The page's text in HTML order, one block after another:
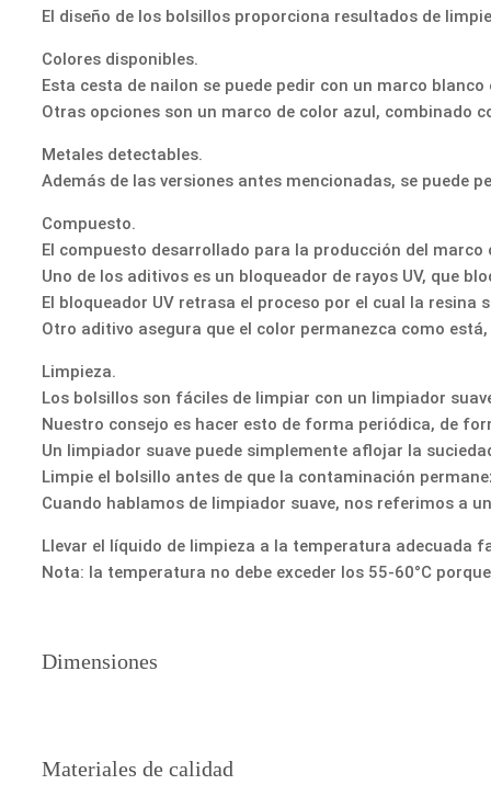
El diseño de los bolsillos proporciona resultados de
Colores disponibles.
Esta cesta de nailon se puede pedir con un marco
Otras opciones son un marco de color azul, combinado
Metales detectables.
Además de las versiones antes mencionadas, se puede
Compuesto.
El compuesto desarrollado para la producción del
Uno de los aditivos es un bloqueador de rayos UV, que
El bloqueador UV retrasa el proceso por el cual la
Otro aditivo asegura que el color permanezca como
Limpieza.
Los bolsillos son fáciles de limpiar con un limpiador
Nuestro consejo es hacer esto de forma periódica, de
Un limpiador suave puede simplemente aflojar la
Limpie el bolsillo antes de que la contaminación
Cuando hablamos de limpiador suave, nos referimos a
Llevar el líquido de limpieza a la temperatura adecuada
Nota: la temperatura no debe exceder los 55-60°C
Dimensiones
Materiales de calidad